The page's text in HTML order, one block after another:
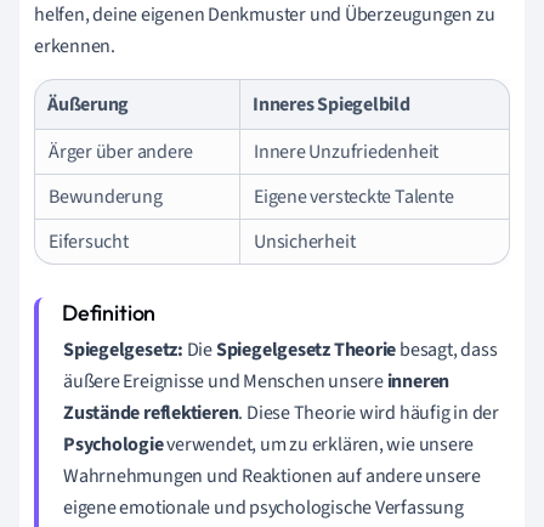
helfen, deine eigenen Denkmuster und Überzeugungen zu
erkennen.
Äußerung
Inneres Spiegelbild
Ärger über andere
Innere Unzufriedenheit
Bewunderung
Eigene versteckte Talente
Eifersucht
Unsicherheit
Spiegelgesetz: DieSpiegelgesetz Theoriebesagt, dass
äußere Ereignisse und Menschen unsereinneren
Zustände reflektieren. Diese Theorie wird häufig in der
Psychologieverwendet, um zu erklären, wie unsere
Wahrnehmungen und Reaktionen auf andere unsere
eigene emotionale und psychologische Verfassung